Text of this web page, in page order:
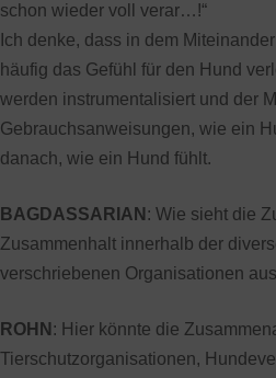
schon wieder voll verar…!“
Ich denke, dass in dem
häufig das Gefühl für den Hund
werden instrumentalisiert und der
Gebrauchsanweisungen, wie ein
danach, wie ein Hund fühlt.
BAGDASSARIAN : Wie sieht die
Zusammenhalt innerhalb der
verschriebenen Organisationen
ROHN : Hier könnte die
Tierschutzorganisationen,